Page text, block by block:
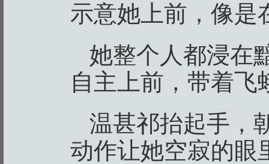
示意她上前，像是
她整个人都浸在
自主上前，带着飞
温甚祁抬起手，
动作让她空寂的眼